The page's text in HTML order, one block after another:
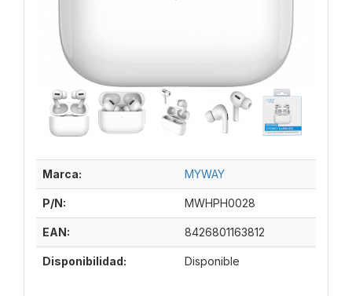
Marca: MYWAY
P/N: MWHPH0028
EAN: 8426801163812
Disponibilidad: Disponible